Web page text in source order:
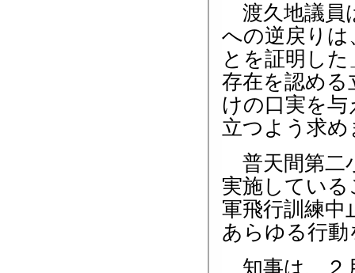
渡久地議員
への逆戻り
とを証明し
存在を認める
けの口実を
立つよう求
普天間第二
実施してい
軍飛行訓練中
あらゆる行
知事は、２